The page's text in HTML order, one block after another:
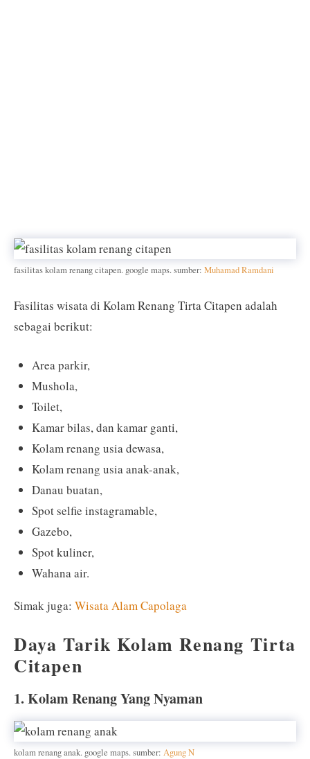
fasilitas kolam renang citapen. google maps. sumber: Muhamad Ramdani
Fasilitas wisata di Kolam Renang Tirta Citapen adalah
sebagai berikut:
Area parkir,
Mushola,
Toilet,
Kamar bilas, dan kamar ganti,
Kolam renang usia dewasa,
Kolam renang usia anak-anak,
Danau buatan,
Spot selfie instagramable,
Gazebo,
Spot kuliner,
Wahana air.
Simak juga: Wisata Alam Capolaga
Daya Tarik Kolam Renang Tirta
Citapen
1. Kolam Renang Yang Nyaman
kolam renang anak. google maps. sumber: Agung N